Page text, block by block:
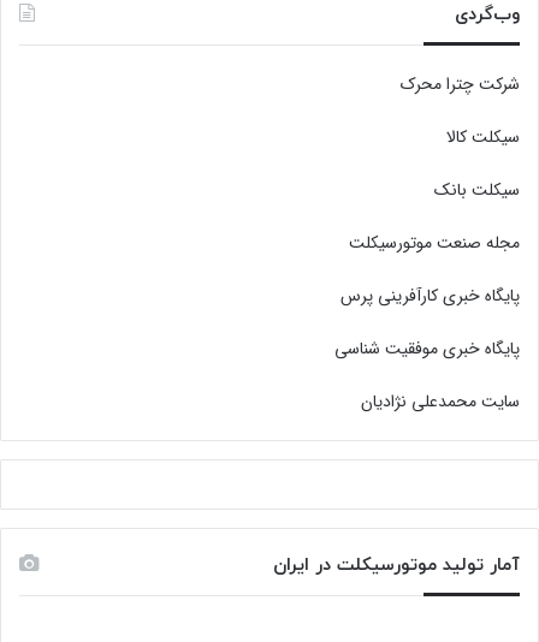
وب‌گردی
شرکت چترا محرک
سیکلت کالا
سیکلت بانک
مجله صنعت موتورسیکلت
پایگاه خبری کارآفرینی پرس
پایگاه خبری موفقیت شناسی
سایت محمدعلی نژادیان
آمار تولید موتورسیکلت در ایران